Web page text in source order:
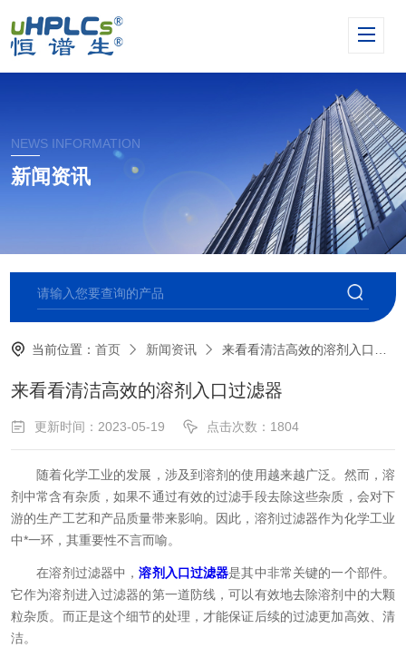
NEWS INFORMATION
新闻资讯
当前位置：首页 新闻资讯 来看看清洁高效的溶剂入口过滤器
来看看清洁高效的溶剂入口过滤器
更新时间：2023-05-19 点击次数：1804
随着化学工业的发展，涉及到溶剂的使用越来越广泛。然而，溶
剂中常含有杂质，如果不通过有效的过滤手段去除这些杂质，会对下
游的生产工艺和产品质量带来影响。因此，溶剂过滤器作为化学工业
中*一环，其重要性不言而喻。
在溶剂过滤器中，溶剂入口过滤器是其中非常关键的一个部件。
它作为溶剂进入过滤器的第一道防线，可以有效地去除溶剂中的大颗
粒杂质。而正是这个细节的处理，才能保证后续的过滤更加高效、清
洁。